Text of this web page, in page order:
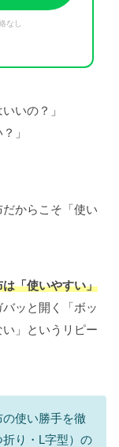
なし
いの？」
」
からこそ「使い
「使いやすい」
ッと開く「ボッ
」というリピー
使い勝手を徹
り・L字型）の